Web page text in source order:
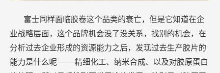
富士同样面临胶卷这个品类的衰亡，但是它知道在企
业战略层面，这个品牌机会没了没关系，找别的机会，在
分析过去企业形成的资源能力之后，发现过去生产胶片的
能力是什么呢 ——精细化工、纳米合成、以及对胶原蛋白